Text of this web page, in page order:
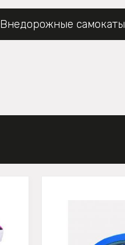
Внедорожные самокаты